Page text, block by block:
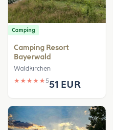
Camping
Camping Resort
Bayerwald
Waldkirchen
★ ★ ★ ★ ★551 EUR